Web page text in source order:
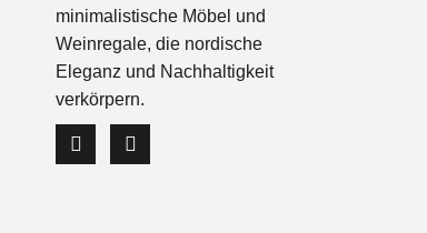
minimalistische Möbel und
Weinregale, die nordische
Eleganz und Nachhaltigkeit
verkörpern.